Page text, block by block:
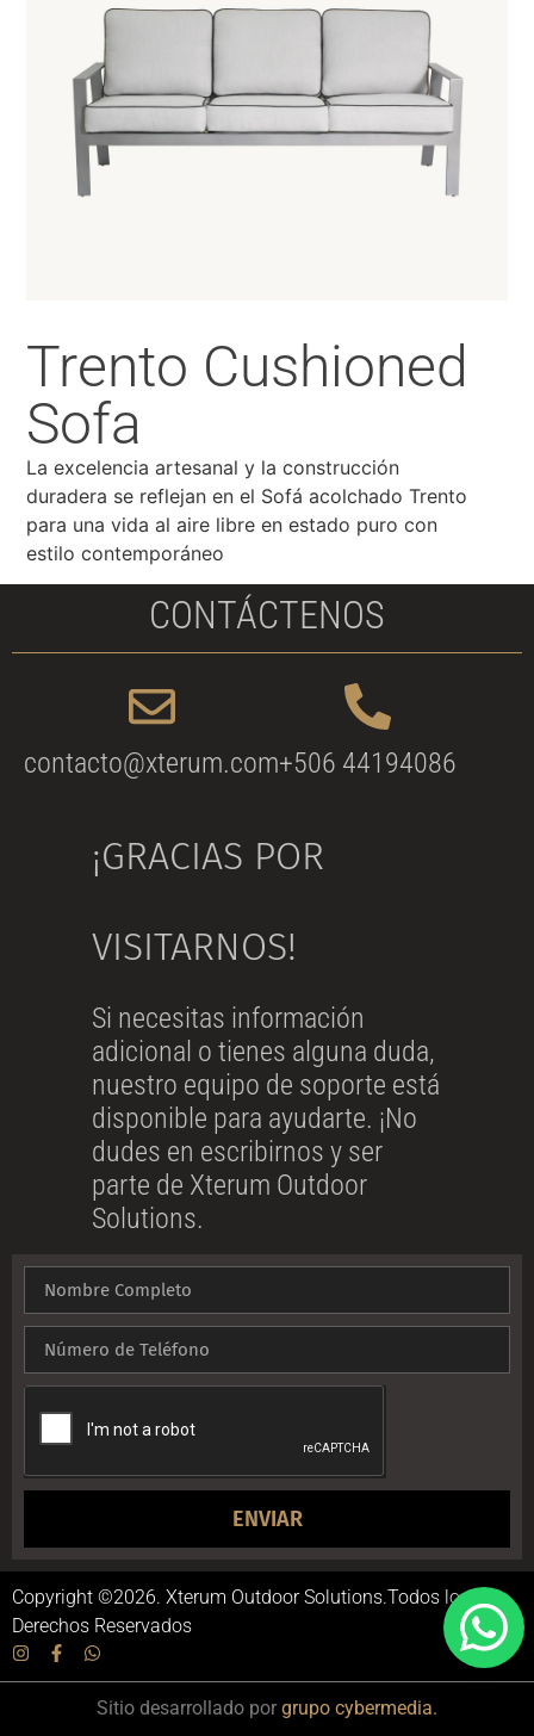
Trento Cushioned
Sofa
La excelencia artesanal y la construcción
duradera se reflejan en el Sofá acolchado Trento
para una vida al aire libre en estado puro con
estilo contemporáneo
CONTÁCTENOS
contacto@xterum.com+506 44194086
¡GRACIAS POR
VISITARNOS!
Si necesitas información
adicional o tienes alguna duda,
nuestro equipo de soporte está
disponible para ayudarte. ¡No
dudes en escribirnos y ser
parte de Xterum Outdoor
Solutions.
ENVIAR
Copyright ©2026. Xterum Outdoor Solutions.Todos los
Derechos Reservados
Sitio desarrollado por grupo cybermedia.